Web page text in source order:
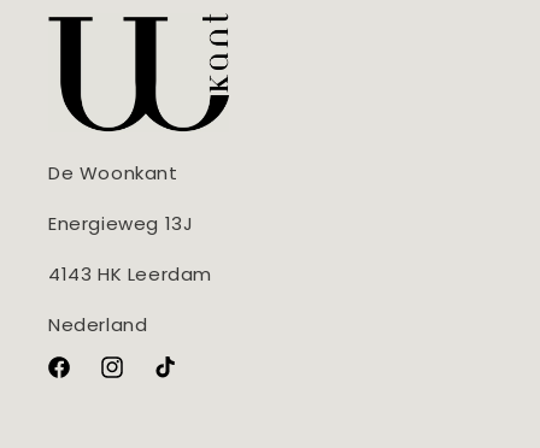
De Woonkant
Energieweg 13J
4143 HK Leerdam
Nederland
FacebookInstagram
TikTok